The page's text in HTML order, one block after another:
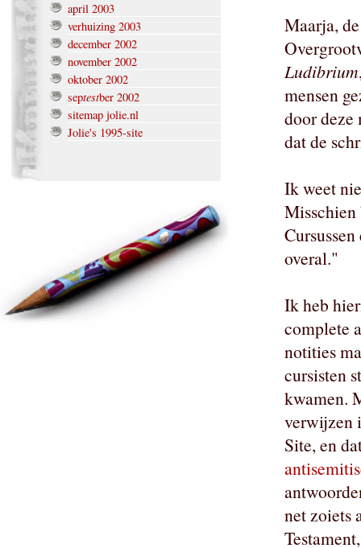
april 2003
verhuizing 2003
december 2002
november 2002
oktober 2002
septestber 2002
sitemap jolie.nl
Jolie's 1995-site
Maarja,
Ludibrium
mensen
door deze
dat de
Ik weet
Misschien
overal."
Ik heb
complete
notities
cursisten
kwamen.
verwijzen
Site, en
net zoiets